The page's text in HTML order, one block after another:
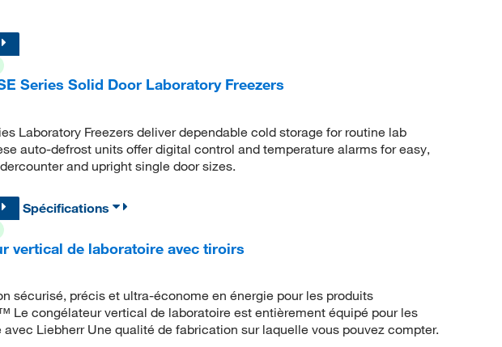
Series Solid Door Laboratory Freezers
Laboratory Freezers deliver dependable cold storage for routine lab
auto-defrost units offer digital control and temperature alarms for easy,
and upright single door sizes.
Spécifications
vertical de laboratoire avec tiroirs
sécurisé, précis et ultra-économe en énergie pour les produits
Le congélateur vertical de laboratoire est entièrement équipé pour les
Liebherr Une qualité de fabrication sur laquelle vous pouvez compter.